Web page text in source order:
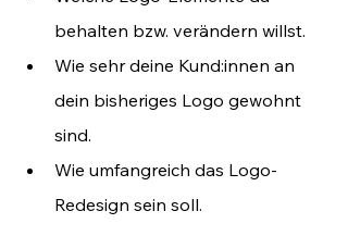
behalten bzw. verändern willst.
Wie sehr deine Kund:innen an
dein bisheriges Logo gewohnt
sind.
Wie umfangreich das Logo-
Redesign sein soll.